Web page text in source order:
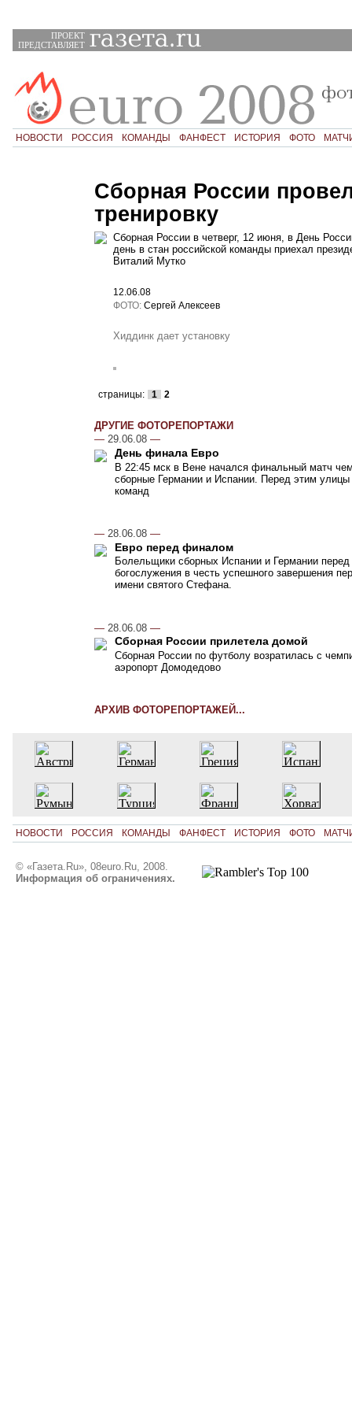
ПРОЕКТ
ПРЕДСТАВЛЯЕТ
НОВОСТИ РОССИЯ КОМАНДЫ ФАНФЕСТ ИСТОРИЯ ФОТО
Сборная России
тренировку
Сборная России в четверг, 12 июня, в День
день в стан российской команды приехал
Виталий Мутко
12.06.08
ФОТО: Сергей Алексеев
Хиддинк дает установку
страницы: 1 2
ДРУГИЕ ФОТОРЕПОРТАЖИ
—29.06.08 —
День финала Евро
В 22:45 мск в Вене начался финальный матч
сборные Германии и Испании. Перед этим
команд
—28.06.08 —
Евро перед финалом
Болельщики сборных Испании и Германии
богослужения в честь успешного завершения
имени святого Стефана.
— 28.06.08 —
Сборная России прилетела домой
Сборная России по футболу возратилась с
аэропорт Домодедово
АРХИВ ФОТОРЕПОРТАЖЕЙ...
НОВОСТИ РОССИЯ КОМАНДЫ ФАНФЕСТ ИСТОРИЯ ФОТО
© «Газета.Ru», 08euro.Ru, 2008.
Информация об ограничениях.